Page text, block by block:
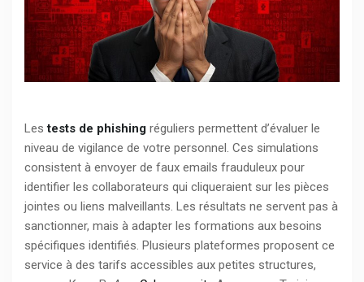
Lestests de phishing réguliers permettent d’évaluer le
niveau de vigilance de votre personnel. Ces simulations
consistent à envoyer de faux emails frauduleux pour
identifier les collaborateurs qui cliqueraient sur les pièces
jointes ou liens malveillants. Les résultats ne servent pas à
sanctionner, mais à adapter les formations aux besoins
spécifiques identifiés. Plusieurs plateformes proposent ce
service à des tarifs accessibles aux petites structures,